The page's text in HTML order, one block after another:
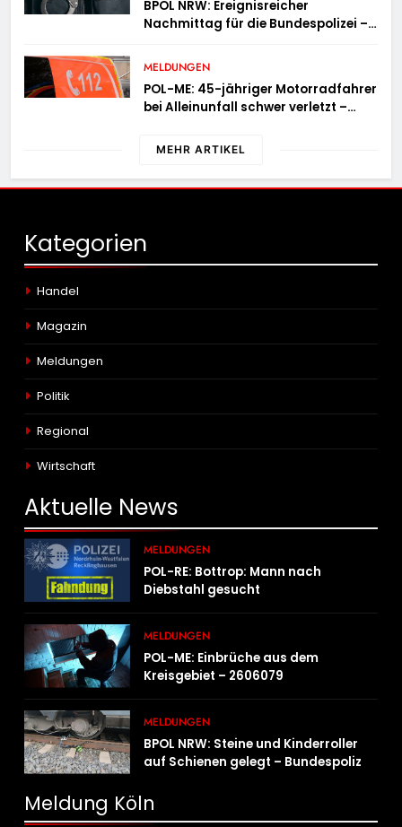
BPOL NRW: Ereignisreicher
Nachmittag für die Bundespolizei –
zwei Haftbefehle vollstreckt
MELDUNGEN
POL-ME: 45-jähriger Motorradfahrer
bei Alleinunfall schwer verletzt –
MEHR ARTIKEL
Kategorien
Handel
Magazin
Meldungen
Politik
Regional
Wirtschaft
Aktuelle News
MELDUNGEN
POL-RE: Bottrop: Mann nach
Diebstahl gesucht
MELDUNGEN
POL-ME: Einbrüche aus dem
Kreisgebiet – 2606079
MELDUNGEN
BPOL NRW: Steine und Kinderroller
auf Schienen gelegt – Bundespolizei
Meldung Köln